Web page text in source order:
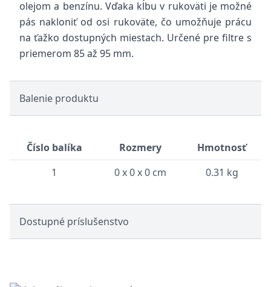
olejom a benzínu. Vďaka kĺbu v rukoväti je možné
pás nakloniť od osi rukoväte, čo umožňuje prácu
na ťažko dostupných miestach. Určené pre filtre s
priemerom 85 až 95 mm.
Balenie produktu
Číslo balíka Rozmery
Hmotnosť
1
0 x 0 x 0 cm 0.31 kg
Dostupné príslušenstvo